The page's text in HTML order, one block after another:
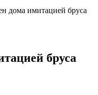
дома имитацией бруса
бруса